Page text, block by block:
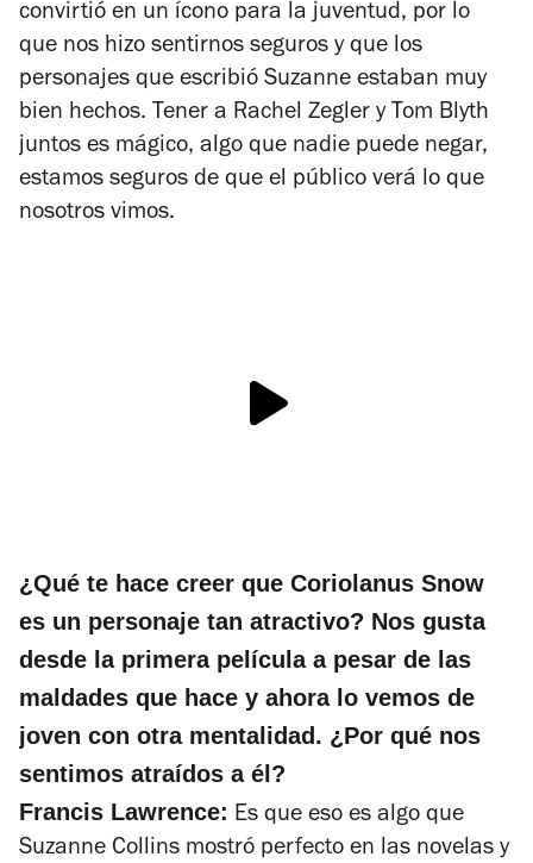
convirtió en un ícono para la juventud, por lo
que nos hizo sentirnos seguros y que los
personajes que escribió Suzanne estaban muy
bien hechos. Tener a Rachel Zegler y Tom Blyth
juntos es mágico, algo que nadie puede negar,
estamos seguros de que el público verá lo que
nosotros vimos.
¿Qué te hace creer que Coriolanus Snow
es un personaje tan atractivo? Nos gusta
desde la primera película a pesar de las
maldades que hace y ahora lo vemos de
joven con otra mentalidad. ¿Por qué nos
sentimos atraídos a él?
Francis Lawrence: Es que eso es algo que
Suzanne Collins mostró perfecto en las novelas y